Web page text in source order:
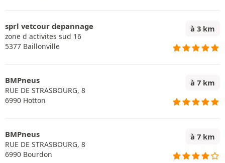
sprl vetcour depannage
zone d activites sud 16
5377 Baillonville
à 3 km
BMPneus
RUE DE STRASBOURG, 8
6990 Hotton
à 7 km
BMPneus
RUE DE STRASBOURG, 8
6990 Bourdon
à 7 km